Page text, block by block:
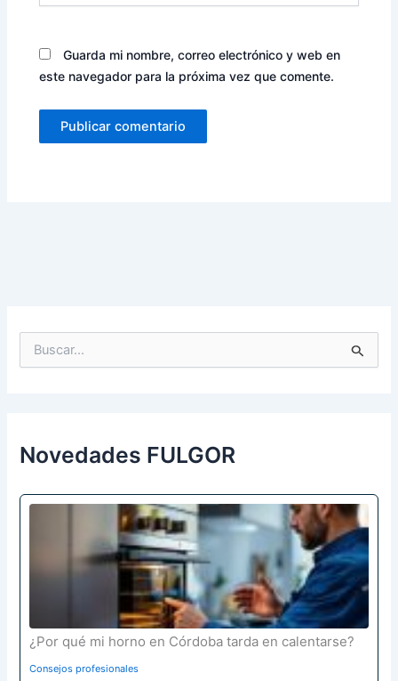
Guarda mi nombre, correo electrónico y web en
este navegador para la próxima vez que comente.
p
o
:
Novedades FULGOR
¿Por qué mi horno en Córdoba tarda en calentarse?
Consejos profesionales